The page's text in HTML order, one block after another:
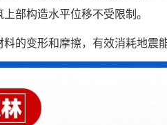
部构造水平位移不受限制。
的变形和摩擦，有效消耗地震